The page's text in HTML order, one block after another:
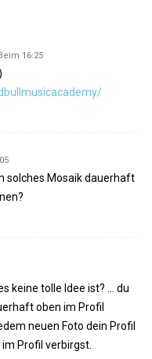
16:25
solches Mosaik dauerhaft
keine tolle Idee ist? … du
oben im Profil
neuen Foto dein Profil
Profil verbirgst.